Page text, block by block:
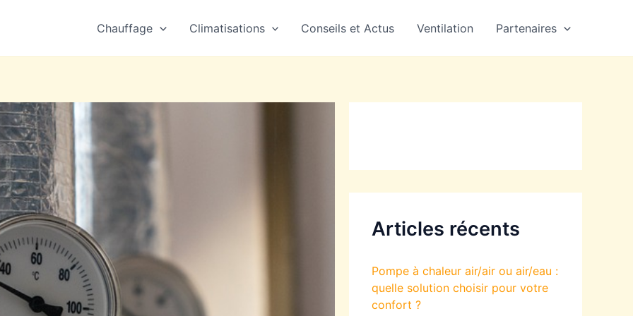
Chauffage Climatisations Conseils et Actus Ventilation Partenaires
Articles récents
Pompe à chaleur air/air ou air/eau :
quelle solution choisir pour votre
confort ?